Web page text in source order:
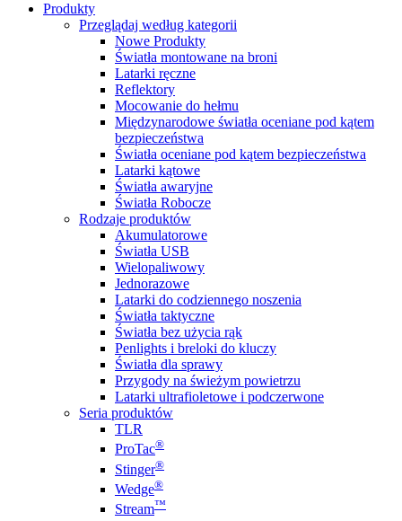
Produkty
Przeglądaj według kategorii
Nowe Produkty
Światła montowane na broni
Latarki ręczne
Reflektory
Mocowanie do hełmu
Międzynarodowe światła oceniane pod kątem
bezpieczeństwa
Światła oceniane pod kątem bezpieczeństwa
Latarki kątowe
Światła awaryjne
Światła Robocze
Rodzaje produktów
Akumulatorowe
Światła USB
Wielopaliwowy
Jednorazowe
Latarki do codziennego noszenia
Światła taktyczne
Światła bez użycia rąk
Penlights i breloki do kluczy
Światła dla sprawy
Przygody na świeżym powietrzu
Latarki ultrafioletowe i podczerwone
Seria produktów
TLR
ProTac®
Stinger®
Wedge®
Stream™